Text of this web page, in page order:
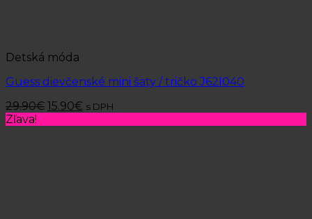
Detská móda
Guess dievčenské mini šaty / tričko J62I040
29.90€ 15.90€ s DPH
Zľava!